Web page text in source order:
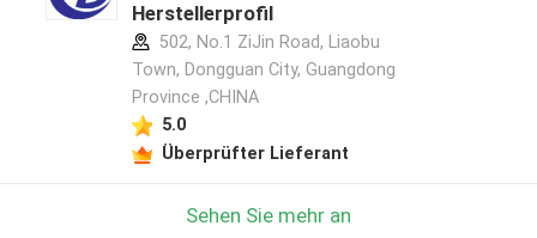
Herstellerprofil
502, No.1 ZiJin Road, Liaobu
Town, Dongguan City, Guangdong
Province ,CHINA
5.0
Überprüfter Lieferant
Sehen Sie mehr an